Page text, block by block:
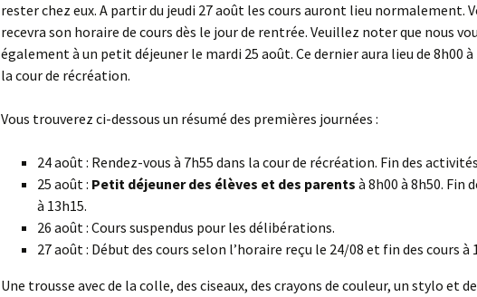
rester chez eux. A partir du jeudi 27 août les cours auront lieu normalement.
recevra son horaire de cours dès le jour de rentrée. Veuillez noter que nous
également à un petit déjeuner le mardi 25 août. Ce dernier aura lieu de 8h00
la cour de récréation.
Vous trouverez ci-dessous un résumé des premières journées :
24 août : Rendez-vous à 7h55 dans la cour de récréation. Fin des
25 août : Petit déjeuner des élèves et des parents à 8h00 à 8h50. Fin
à 13h15.
26 août : Cours suspendus pour les délibérations.
27 août : Début des cours selon l’horaire reçu le 24/08 et fin des cours à
Une trousse avec de la colle, des ciseaux, des crayons de couleur, un stylo et